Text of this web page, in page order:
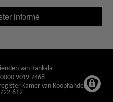
informé
van Kankala
0000 9019 7468
Kamer van Koophandel: